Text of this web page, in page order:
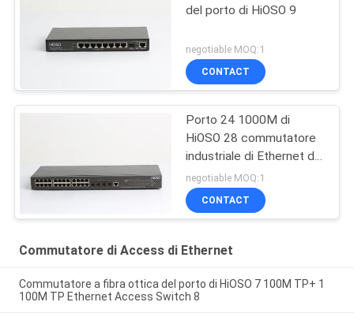
del porto di HiOSO 9
negotiable MOQ:1
CONTACT
Porto 24 1000M di
HiOSO 28 commutatore
industriale di Ethernet del
commutatore di
sicurezza di Ethernet di
+4 porti di 10G SFP
negotiable MOQ:1
CONTACT
Commutatore di Access di Ethernet
Commutatore a fibra ottica del porto di HiOSO 7 100M TP+ 1
100M TP Ethernet Access Switch 8